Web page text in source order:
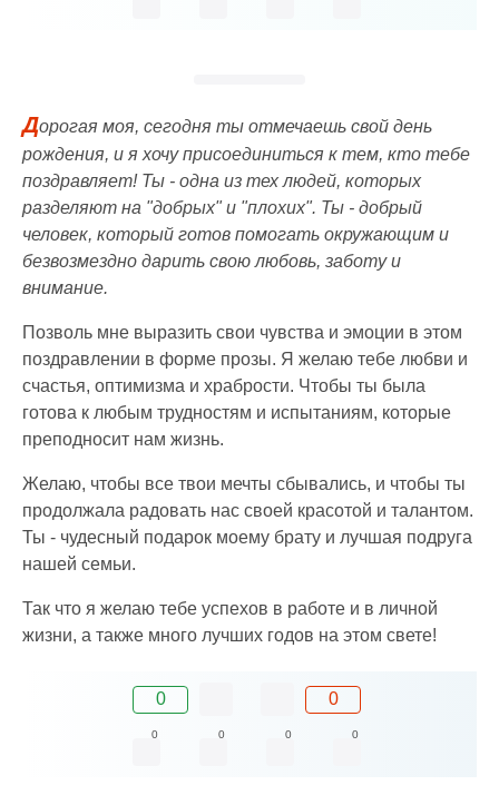
Дорогая моя, сегодня ты отмечаешь свой день
рождения, и я хочу присоединиться к тем, кто тебе
поздравляет! Ты - одна из тех людей, которых
разделяют на "добрых" и "плохих". Ты - добрый
человек, который готов помогать окружающим и
безвозмездно дарить свою любовь, заботу и
внимание.
Позволь мне выразить свои чувства и эмоции в этом
поздравлении в форме прозы. Я желаю тебе любви и
счастья, оптимизма и храбрости. Чтобы ты была
готова к любым трудностям и испытаниям, которые
преподносит нам жизнь.
Желаю, чтобы все твои мечты сбывались, и чтобы ты
продолжала радовать нас своей красотой и талантом.
Ты - чудесный подарок моему брату и лучшая подруга
нашей семьи.
Так что я желаю тебе успехов в работе и в личной
жизни, а также много лучших годов на этом свете!
0 0
0 0 0 0